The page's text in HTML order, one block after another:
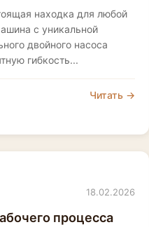
находка для любой
с уникальной
двойного насоса
гибкость...
Читать →
18.02.2026
процесса